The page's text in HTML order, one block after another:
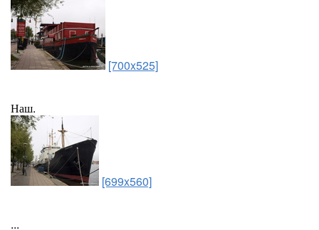
[700x525]
Наш.
[699x560]
...